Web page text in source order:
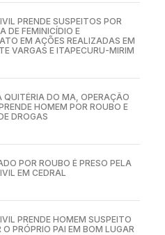
PRENDE SUSPEITOS POR
DE FEMINICÍDIO E
EM AÇÕES REALIZADAS EM
VARGAS E ITAPECURU-MIRIM
QUITÉRIA DO MA, OPERAÇÃO
HOMEM POR ROUBO E
DROGAS
POR ROUBO É PRESO PELA
EM CEDRAL
PRENDE HOMEM SUSPEITO
O PRÓPRIO PAI EM BOM LUGAR